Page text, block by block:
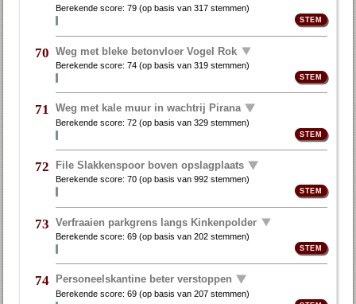
Berekende score:79 (op basis van317 stemmen)
70 Weg met bleke betonvloer Vogel Rok
Berekende score:74 (op basis van319 stemmen)
71 Weg met kale muur in wachtrij Pirana
Berekende score:72 (op basis van329 stemmen)
72 File Slakkenspoor boven opslagplaats
Berekende score:70 (op basis van992 stemmen)
73 Verfraaien parkgrens langs Kinkenpolder
Berekende score:69 (op basis van202 stemmen)
74 Personeelskantine beter verstoppen
Berekende score:69 (op basis van207 stemmen)